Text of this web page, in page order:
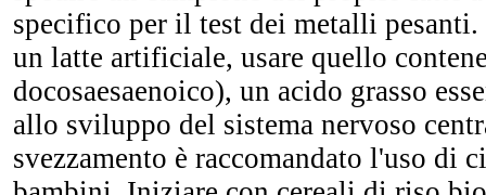
specifico per il test dei metalli pesanti.
un latte artificiale, usare quello
docosaesaenoico), un acido grasso
allo sviluppo del sistema nervoso
svezzamento è raccomandato l'uso di